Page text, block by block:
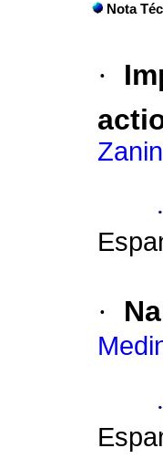
Nota
·
·
·
·